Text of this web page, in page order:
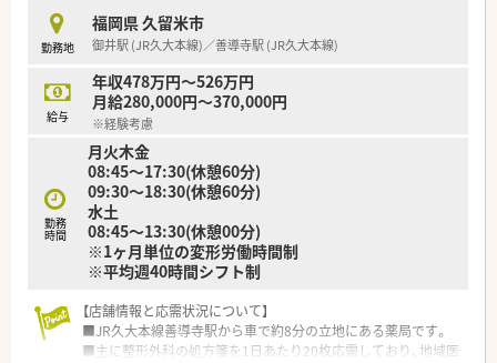
ュニケーションを図りながら協力し合える方を募集していま
す。
【職場環境と雰囲気】
■平均年齢が30代前半と若く、非常に明るく活気に満ちた職場
で、店舗スタッフ同士が助け合いながら楽しく働いています。
■社長との距離が近く定期的な食事会も開催されており、風通し
の良い組織の中で自分自身の意見を発信しやすい雰囲気です。
■事務スタッフをメディカルアドバイザーと呼称し、職種の垣根
を超えて協力しながら日々の業務に励んでいる職場環境です。
■まずは現場で整形外科の知識を深め、ゆくゆくは店舗管理や後
輩の育成を担うリーダー候補として活躍が期待されています。
■独立希望の方には社長から経営ノウハウを直接学べる環境が
■薬剤師の専門知識を活かし、法人で展開している飲食事業のメ
ニュー開発等、キャリアの幅を広げる挑戦も可能となっていま
す。
勤務地
福岡県 久留米市
御井駅 (JR久大本線)／善導寺駅 (JR久大本線)
給与
年収478万円～526万円
月給280,000円～370,000円
※経験考慮
勤務
時間
月火木金
08:45～17:30(休憩60分)
09:30～18:30(休憩60分)
水土
08:45～13:30(休憩00分)
※1ヶ月単位の変形労働時間制
※平均週40時間シフト制
【店舗情報と応需状況について】
■JR久大本線善導寺駅から車で約8分の立地にある薬局です。
■主に整形外科の処方箋を1日あたり20枚応需しており、地域医